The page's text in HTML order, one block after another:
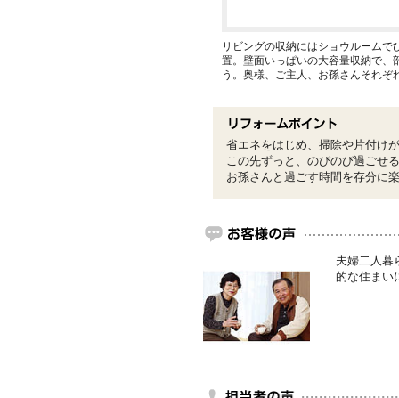
リビングの収納にはショウルーム
置。壁面いっぱいの大容量収納で、
う。奥様、ご主人、お孫さんそれ
省エネをはじめ、掃除や片付け
この先ずっと、のびのび過ごせ
お孫さんと過ごす時間を存分に
夫婦二人暮
的な住まい